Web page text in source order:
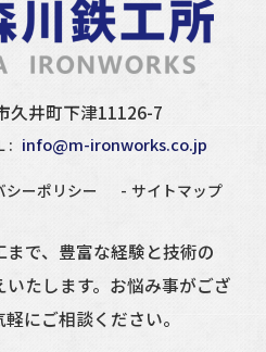
久井町下津11126-7
: info@m-ironworks.co.jp
シーポリシー サイトマップ
で、豊富な経験と技術の
たします。 お悩み事がござ
にご相談ください。